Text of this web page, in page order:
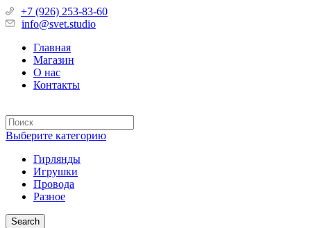
+7 (926) 253-83-60
info@svet.studio
Главная
Магазин
О нас
Контакты
Выберите категорию
Гирлянды
Игрушки
Провода
Разное
Search